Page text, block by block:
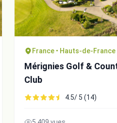
France • Hauts-de-France
Mérignies Golf &
Club
4.5/ 5 (14)